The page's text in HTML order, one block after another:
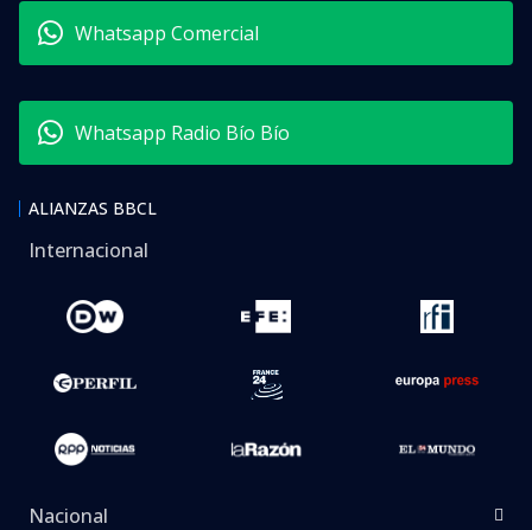
Whatsapp Comercial
Whatsapp Radio Bío Bío
ALIANZAS BBCL
Internacional
Nacional